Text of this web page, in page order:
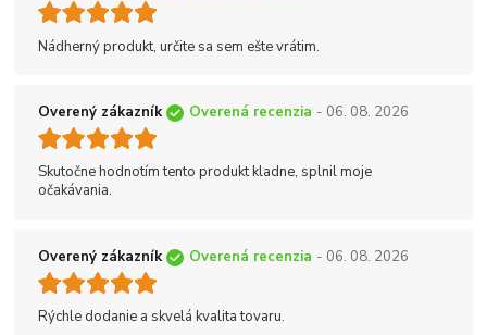
Nádherný produkt, určite sa sem ešte vrátim.
Overený zákazník Overená recenzia - 06. 08. 2026
Skutočne hodnotím tento produkt kladne, splnil moje
očakávania.
Overený zákazník Overená recenzia - 06. 08. 2026
Rýchle dodanie a skvelá kvalita tovaru.